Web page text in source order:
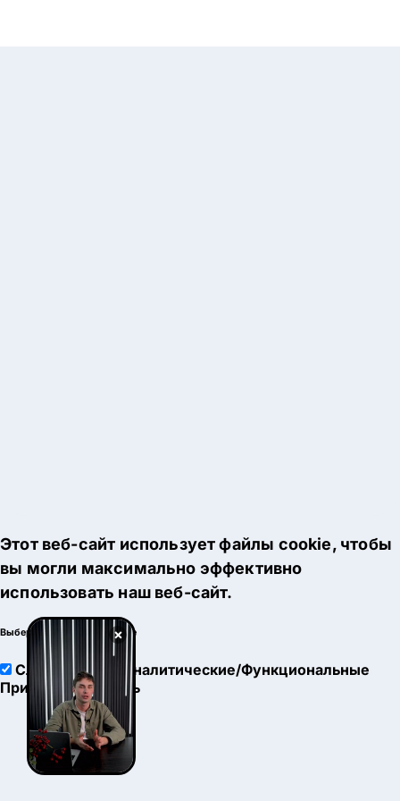
×
Этот веб-сайт использует файлы cookie, чтобы
вы могли максимально эффективно
использовать наш веб-сайт.
Выберите настройки cookie
Служебные
Аналитические/Функциональные
Принять
Настроить